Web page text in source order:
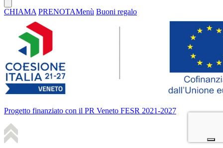
CHIAMA PRENOTAMenù Buoni regalo
Progetto finanziato con il PR Veneto FESR 2021-2027